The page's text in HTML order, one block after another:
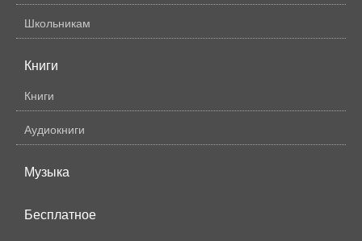
Школьникам
Книги
Книги
Аудиокниги
Музыка
Бесплатное